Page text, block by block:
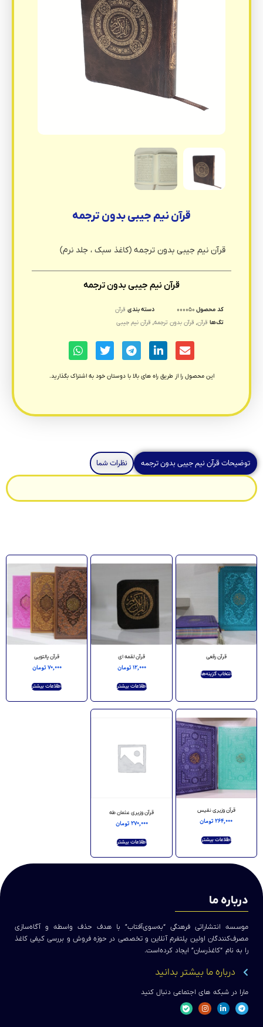
قرآن نیم جیبی بدون ترجمه
قرآن نیم جیبی بدون ترجمه (کاغذ سبک ، جلد نرم)
قرآن نیم جیبی بدون ترجمه
کد محصول ۰۰۰۰۵۰ دسته بندی قرآن
تگ‌ها قرآن, قرآن بدون ترجمه, قرآن نیم جیبی
این محصول را از طریق راه های بالا با دوستان خود به اشتراک بگذارید.
توضیحات قرآن نیم جیبی بدون ترجمه نظرات شما
قرآن رقعی
انتخاب گزینه‌ها
قرآن لقمه ای
۱۲,۰۰۰ تومان
اطلاعات بیشتر
قرآن پالتویی
۷۰,۰۰۰ تومان
اطلاعات بیشتر
قرآن وزیری نفیس
۲۶۴,۰۰۰ تومان
اطلاعات بیشتر
قرآن وزیری عثمان طه
۲۷۰,۰۰۰ تومان
اطلاعات بیشتر
درباره ما
موسسه انتشاراتی فرهنگی “به‌سوی‌آفتاب” با هدف حذف واسطه و آگاه‌سازی
مصرف‌کنندگان اولین پلتفرم آنلاین و تخصصی در حوزه فروش و بررسی کیفی کاغذ
را به نام “کاغذرسان” ایجاد کرده‌است.
درباره ما بیشتر بدانید
مارا در شبکه های اجتماعی دنبال کنید